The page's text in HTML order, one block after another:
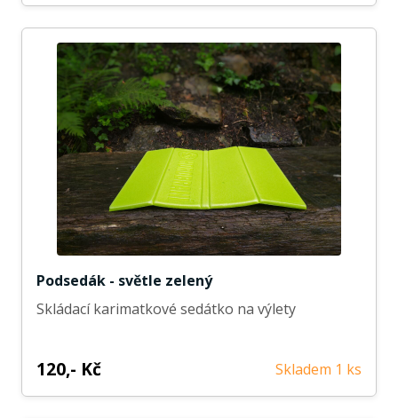
Podsedák - světle zelený
Skládací karimatkové sedátko na výlety
120,- Kč Skladem 1 ks